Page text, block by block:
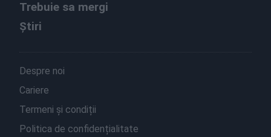
Trebuie sa mergi
Știri
Despre noi
Cariere
Termeni și condiții
Politica de confidențialitate